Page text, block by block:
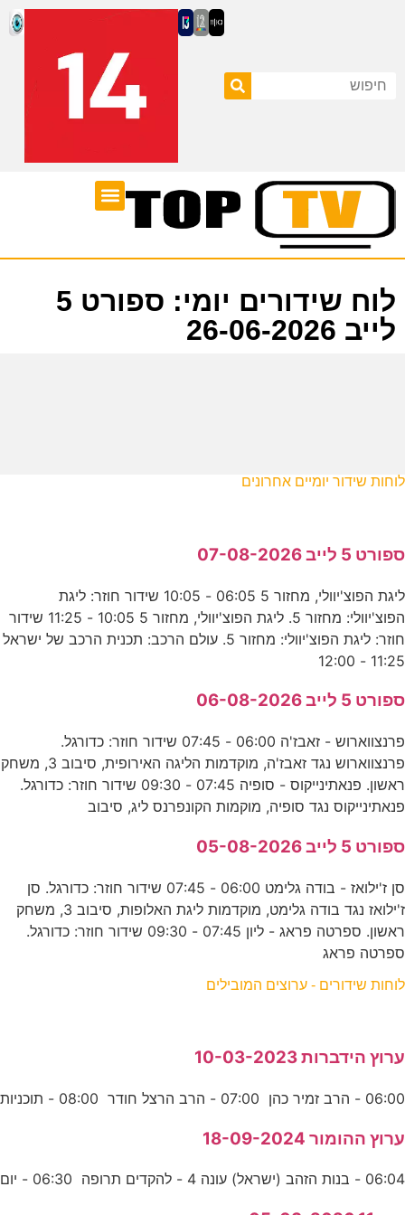
לוח שידורים יומי: ספורט 5
לייב 26-06-2026
לוחות שידור יומיים אחרונים
ספורט 5 לייב 07-08-2026
ליגת הפוצ'יוולי, מחזור 5 06:05 - 10:05 שידור חוזר: ליגת
הפוצ'יוולי: מחזור 5. ליגת הפוצ'יוולי, מחזור 5 10:05 - 11:25 שידור
חוזר: ליגת הפוצ'יוולי: מחזור 5. עולם הרכב: תכנית הרכב של ישראל
11:25 - 12:00
ספורט 5 לייב 06-08-2026
פרנצווארוש - זאבז'ה 06:00 - 07:45 שידור חוזר: כדורגל.
פרנצווארוש נגד זאבז'ה, מוקדמות הליגה האירופית, סיבוב 3, משחק
ראשון. פנאתינייקוס - סופיה 07:45 - 09:30 שידור חוזר: כדורגל.
פנאתינייקוס נגד סופיה, מוקמות הקונפרנס ליג, סיבוב
ספורט 5 לייב 05-08-2026
סן ז'ילואז - בודה גלימט 06:00 - 07:45 שידור חוזר: כדורגל. סן
ז'ילואז נגד בודה גלימט, מוקדמות ליגת האלופות, סיבוב 3, משחק
ראשון. ספרטה פראג - ליון 07:45 - 09:30 שידור חוזר: כדורגל.
ספרטה פראג
לוחות שידורים - ערוצים המובילים
ערוץ הידברות 10-03-2023
06:00 - הרב זמיר כהן 07:00 - הרב הרצל חודר 08:00 - תוכניות
ערוץ ההומור 18-09-2024
06:04 - בנות הזהב (ישראל) עונה 4 - להקדים תרופה 06:30 - יום